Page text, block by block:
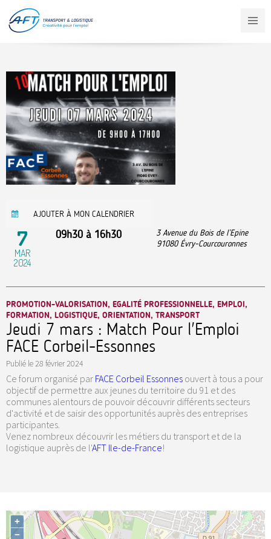
contenu
principal
AJOUTER À MON CALENDRIER
7
MAR
2024
09h30 à 16h30
3 Avenue du Bois de l’Epine
91080 Évry-Courcouronnes
PROMOTION-VALORISATION, EGALITÉ PROFESSIONNELLE, EMPLOI,
FORMATION, LOGISTIQUE, ORIENTATION, TRANSPORT
Jeudi 7 mars : Match Pour l'Emploi
FACE Corbeil-Essonnes
Publié le 28 février 2024
Ce forum organisé par FACE Corbeil Essonnes ouvert à tous a pour
objectif de permettre aux jeunes du territoire du 91 et des
communes alentours de pouvoir découvrir différents secteurs
d'activité et de saisir des opportunités auprès des entreprises
participantes.
Venez nombreux découvrir les métiers du transport et de la
logistique auprès de l'AFT Ile-de-France!
+
−